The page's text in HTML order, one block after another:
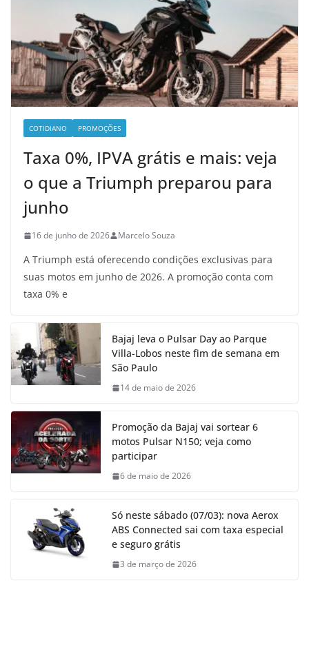
COTIDIANO PROMOÇÕES
Taxa 0%, IPVA grátis e mais: veja
o que a Triumph preparou para
junho
16 de junho de 2026 Marcelo Souza
A Triumph está oferecendo condições exclusivas para
suas motos em junho de 2026. A promoção conta com
taxa 0% e
Bajaj leva o Pulsar Day ao Parque
Villa-Lobos neste fim de semana em
São Paulo
14 de maio de 2026
Promoção da Bajaj vai sortear 6
motos Pulsar N150; veja como
participar
6 de maio de 2026
Só neste sábado (07/03): nova Aerox
ABS Connected sai com taxa especial
e seguro grátis
3 de março de 2026